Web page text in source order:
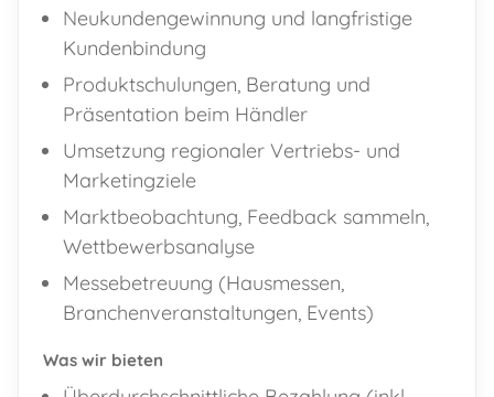
Neukundengewinnung und langfristige
Kundenbindung
Produktschulungen, Beratung und
Präsentation beim Händler
Umsetzung regionaler Vertriebs- und
Marketingziele
Marktbeobachtung, Feedback sammeln,
Wettbewerbsanalyse
Messebetreuung (Hausmessen,
Branchenveranstaltungen, Events)
Was wir bieten